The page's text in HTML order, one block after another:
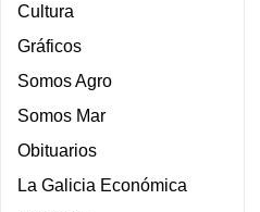
Cultura
Gráficos
Somos Agro
Somos Mar
Obituarios
La Galicia Económica